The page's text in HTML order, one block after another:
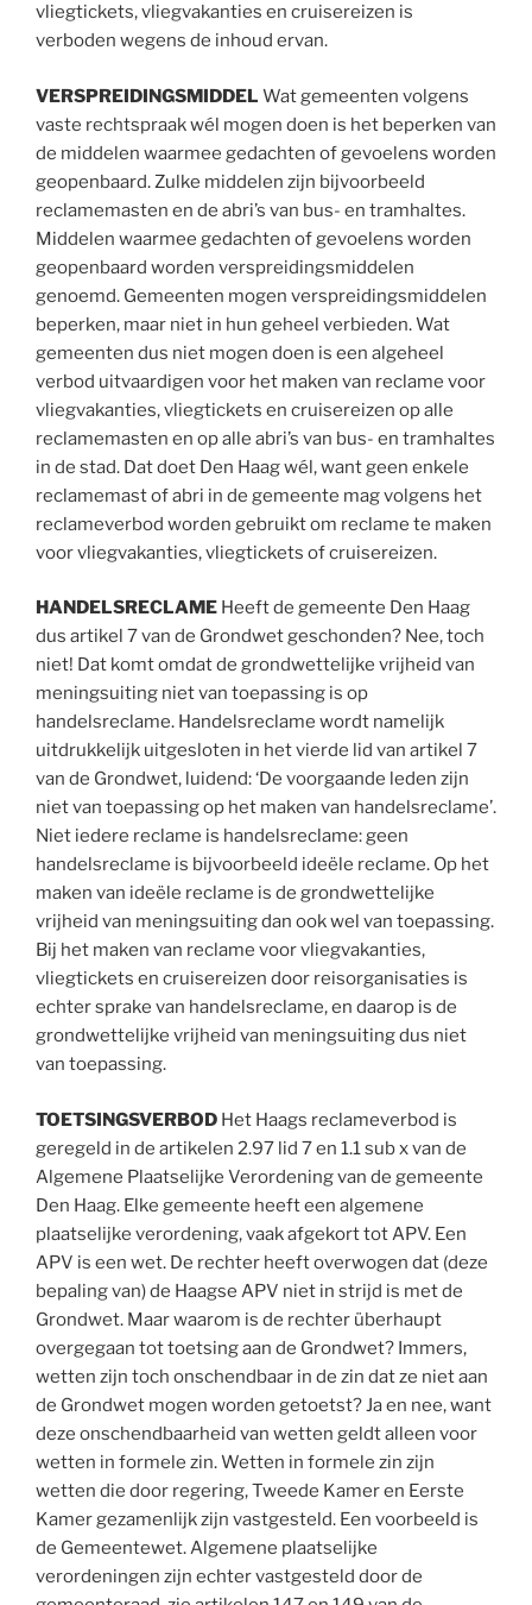
vliegtickets, vliegvakanties en cruisereizen is
verboden wegens de inhoud ervan.
VERSPREIDINGSMIDDEL Wat gemeenten volgens
vaste rechtspraak wél mogen doen is het beperken van
de middelen waarmee gedachten of gevoelens worden
geopenbaard. Zulke middelen zijn bijvoorbeeld
reclamemasten en de abri’s van bus- en tramhaltes.
Middelen waarmee gedachten of gevoelens worden
geopenbaard worden verspreidingsmiddelen
genoemd. Gemeenten mogen verspreidingsmiddelen
beperken, maar niet in hun geheel verbieden. Wat
gemeenten dus niet mogen doen is een algeheel
verbod uitvaardigen voor het maken van reclame voor
vliegvakanties, vliegtickets en cruisereizen op alle
reclamemasten en op alle abri’s van bus- en tramhaltes
in de stad. Dat doet Den Haag wél, want geen enkele
reclamemast of abri in de gemeente mag volgens het
reclameverbod worden gebruikt om reclame te maken
voor vliegvakanties, vliegtickets of cruisereizen.
HANDELSRECLAME Heeft de gemeente Den Haag
dus artikel 7 van de Grondwet geschonden? Nee, toch
niet! Dat komt omdat de grondwettelijke vrijheid van
meningsuiting niet van toepassing is op
handelsreclame. Handelsreclame wordt namelijk
uitdrukkelijk uitgesloten in het vierde lid van artikel 7
van de Grondwet, luidend: ‘De voorgaande leden zijn
niet van toepassing op het maken van handelsreclame’.
Niet iedere reclame is handelsreclame: geen
handelsreclame is bijvoorbeeld ideële reclame. Op het
maken van ideële reclame is de grondwettelijke
vrijheid van meningsuiting dan ook wel van toepassing.
Bij het maken van reclame voor vliegvakanties,
vliegtickets en cruisereizen door reisorganisaties is
echter sprake van handelsreclame, en daarop is de
grondwettelijke vrijheid van meningsuiting dus niet
van toepassing.
TOETSINGSVERBOD Het Haags reclameverbod is
geregeld in de artikelen 2.97 lid 7 en 1.1 sub x van de
Algemene Plaatselijke Verordening van de gemeente
Den Haag. Elke gemeente heeft een algemene
plaatselijke verordening, vaak afgekort tot APV. Een
APV is een wet. De rechter heeft overwogen dat (deze
bepaling van) de Haagse APV niet in strijd is met de
Grondwet. Maar waarom is de rechter überhaupt
overgegaan tot toetsing aan de Grondwet? Immers,
wetten zijn toch onschendbaar in de zin dat ze niet aan
de Grondwet mogen worden getoetst? Ja en nee, want
deze onschendbaarheid van wetten geldt alleen voor
wetten in formele zin. Wetten in formele zin zijn
wetten die door regering, Tweede Kamer en Eerste
Kamer gezamenlijk zijn vastgesteld. Een voorbeeld is
de Gemeentewet. Algemene plaatselijke
verordeningen zijn echter vastgesteld door de